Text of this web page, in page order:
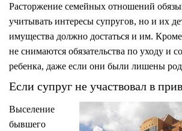
Расторжение семейных отношений
учитывать интересы супругов, но и их
имущества должно достаться и им. Кроме
не снимаются обязательства по уходу и
ребенка, даже если они были лишены
Если супруг не участвовал в
Выселение
бывшего